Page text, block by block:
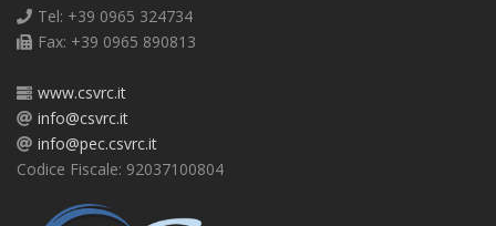
Tel: +39 0965 324734
Fax: +39 0965 890813
www.csvrc.it
info@csvrc.it
info@pec.csvrc.it
Codice Fiscale: 92037100804